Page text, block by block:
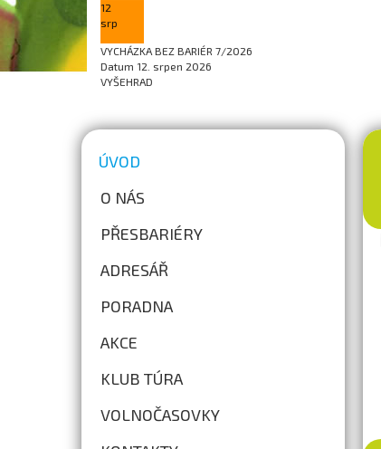
12
srp
VYCHÁZKA BEZ BARIÉR 7/2026
Datum 12. srpen 2026
VYŠEHRAD
ÚVOD
O NÁS
PŘESBARIÉRY
ADRESÁŘ
PORADNA
AKCE
KLUB TÚRA
VOLNOČASOVKY